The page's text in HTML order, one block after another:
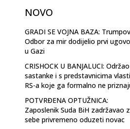
NOVO
GRADI SE VOJNA BAZA: Trumpov
Odbor za mir dodijelio prvi
u Gazi
CRISHOCK U BANJALUCI: Održao
sastanke i s predstavnicima vlasti
RS-a koje ga formalno ne
POTVRĐENA OPTUŽNICA:
Zaposlenik Suda BiH zadržavao
sebe privremeno oduzeti novac